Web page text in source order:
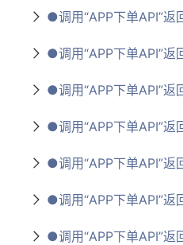
●调用“APP下单API”返
●调用“APP下单API”返
●调用“APP下单API”返
●调用“APP下单API”返
●调用“APP下单API”返
●调用“APP下单API”返
●调用“APP下单API”返